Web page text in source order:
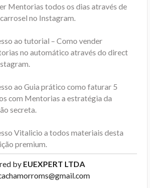
Mentorias todos os dias através de
no Instagram.
ao tutorial – Como vender
no automático através do direct
ao Guia prático como faturar 5
com Mentorias a estratégia da
secreta.
Vitalicio a todos materiais desta
premium.
by EUEXPERT LTDA